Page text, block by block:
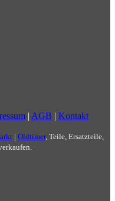
| AGB | Kontakt
| Oldtimer, Teile, Ersatzteile,